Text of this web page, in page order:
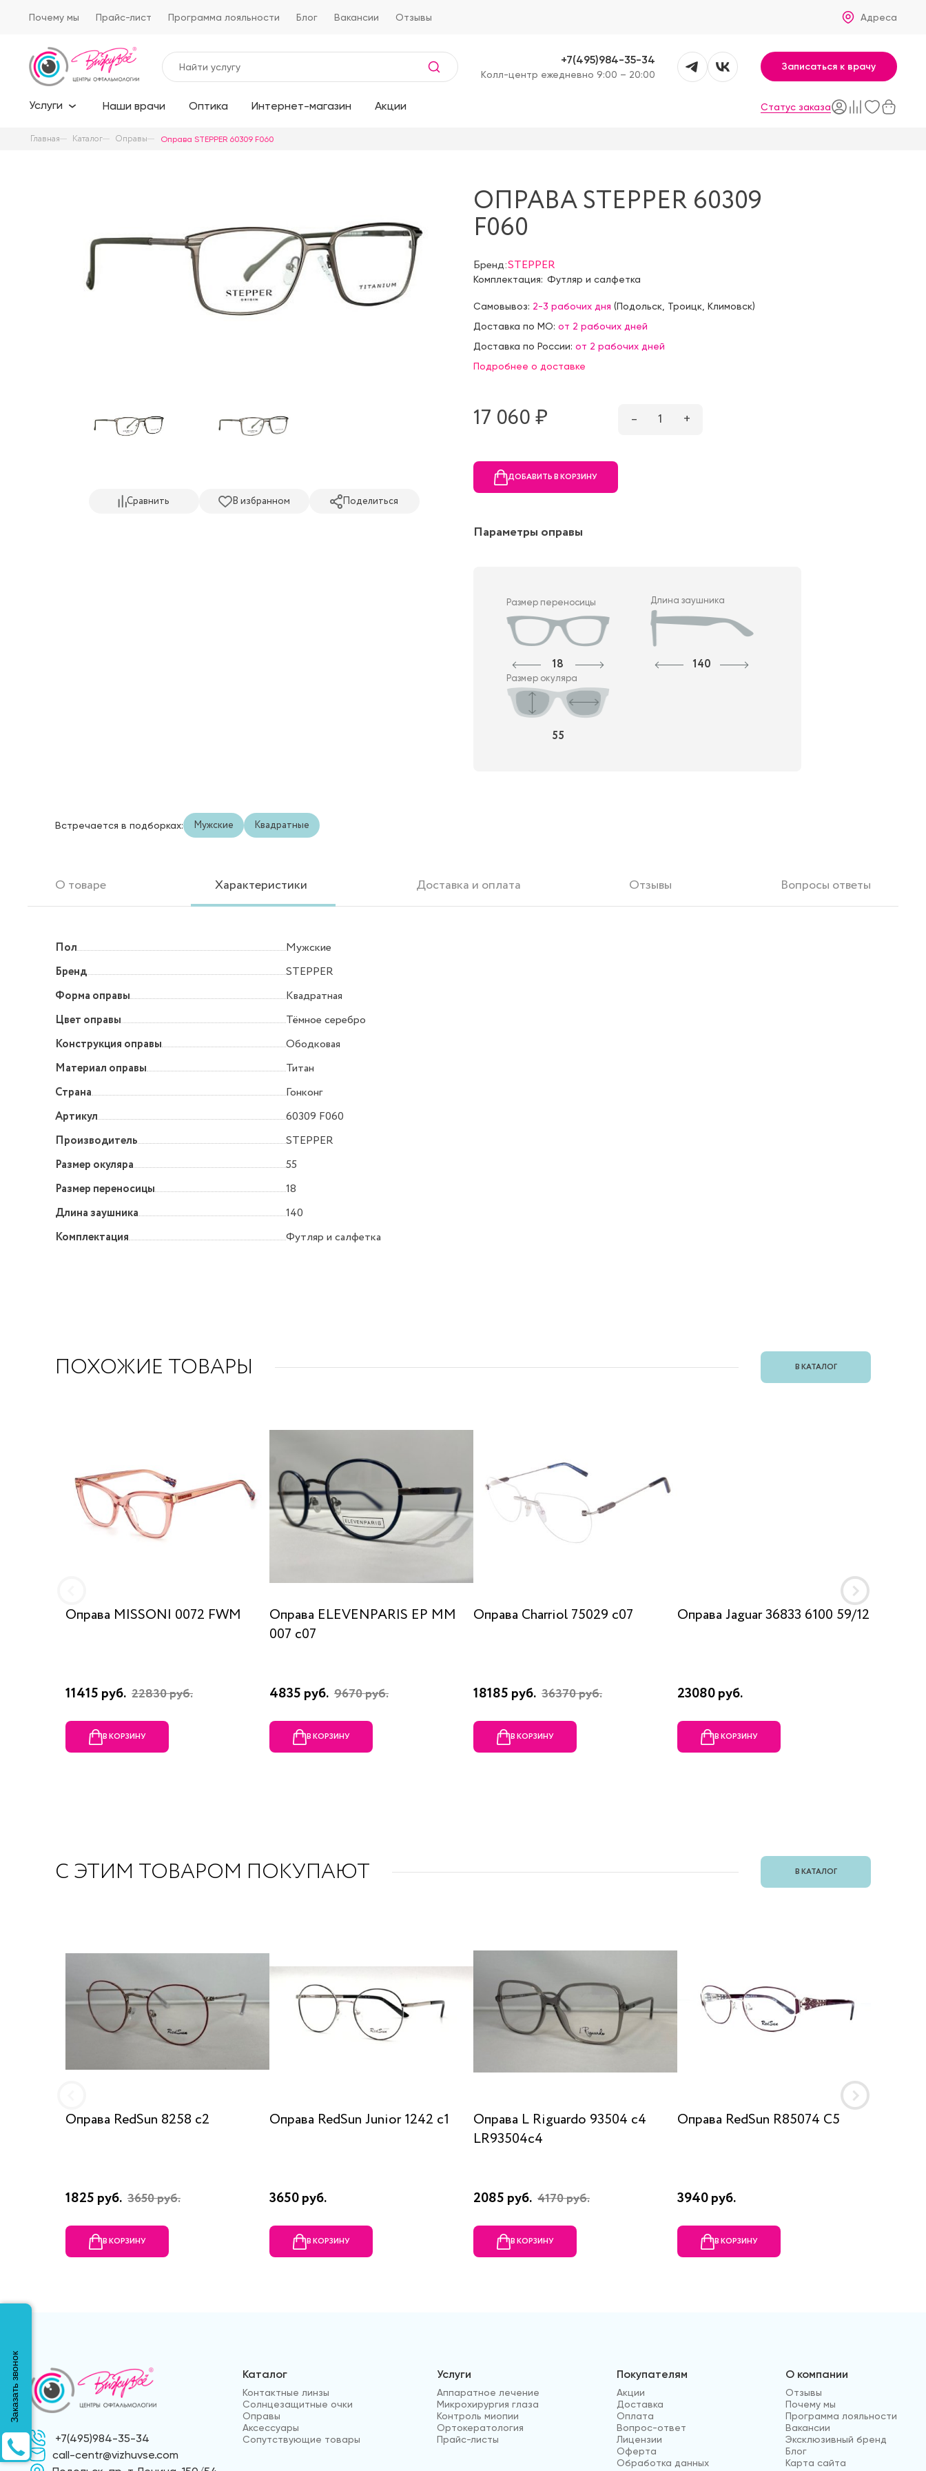
Почему мы Прайс-лист Программа лояльности Блог Вакансии Отзывы Адреса
+7(495)984-35-34
Kолл-центр ежедневно 9:00 – 20:00
Записаться к врачу
Услуги Наши врачи Оптика Интернет-магазин Акции Статус заказа
Главная Каталог Оправы Оправа STEPPER 60309 F060
Сравнить В избранном Поделиться
ОПРАВА STEPPER 60309
F060
Бренд:STEPPER
Комплектация: Футляр и салфетка
Самовывоз: 2-3 рабочих дня (Подольск, Троицк, Климовск)
Доставка по МО: от 2 рабочих дней
Доставка по России: от 2 рабочих дней
Подробнее о доставке
17 060 ₷ – 1 +
ДОБАВИТЬ В КОРЗИНУ
Параметры оправы
Размер переносицы
18
Длина заушника
140
Размер окуляра
55
Встречается в подборках: Мужские Квадратные
О товаре Характеристики Доставка и оплата Отзывы Вопросы ответы
Пол
Мужские
Бренд
STEPPER
Форма оправы
Квадратная
Цвет оправы
Тёмное серебро
Конструкция оправы
Ободковая
Материал оправы
Титан
Страна
Гонконг
Артикул
60309 F060
Производитель
STEPPER
Размер окуляра
55
Размер переносицы
18
Длина заушника
140
Комплектация
Футляр и салфетка
ПОХОЖИЕ ТОВАРЫ В КАТАЛОГ
Оправа MISSONI 0072 FWM
11415 руб. 22830 руб.
В КОРЗИНУ
Оправа ELEVENPARIS EP MM
007 c07
4835 руб. 9670 руб.
В КОРЗИНУ
Оправа Charriol 75029 c07
18185 руб. 36370 руб.
В КОРЗИНУ
Оправа Jaguar 36833 6100 59/12
23080 руб.
В КОРЗИНУ
С ЭТИМ ТОВАРОМ ПОКУПАЮТ В КАТАЛОГ
Оправа RedSun 8258 с2
1825 руб. 3650 руб.
В КОРЗИНУ
Оправа RedSun Junior 1242 c1
3650 руб.
В КОРЗИНУ
Оправа L Riguardo 93504 c4
LR93504c4
2085 руб. 4170 руб.
В КОРЗИНУ
Оправа RedSun R85074 C5
3940 руб.
В КОРЗИНУ
+7(495)984-35-34
call-centr@vizhuvse.com
Каталог
Контактные линзы
Солнцезащитные очки
Оправы
Аксессуары
Сопутствующие товары
Услуги
Аппаратное лечение
Микрохирургия глаза
Контроль миопии
Ортокератология
Прайс-листы
Покупателям
Акции
Доставка
Оплата
Вопрос-ответ
Лицензии
Оферта
Обработка данных
О компании
Отзывы
Почему мы
Программа лояльности
Вакансии
Эксклюзивный бренд
Блог
Карта сайта
Заказать звонок